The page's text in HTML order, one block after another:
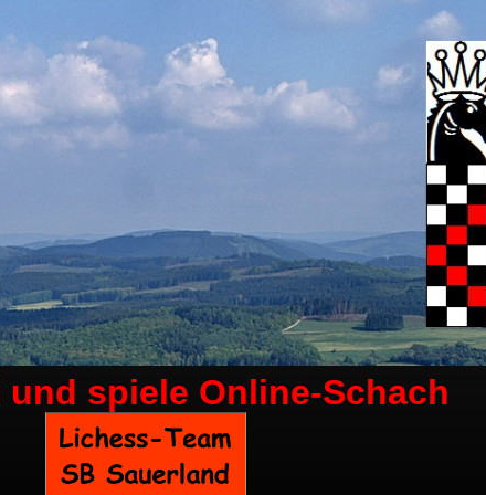
und spiele Online-Schach